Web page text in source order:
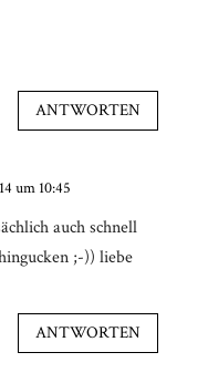
ANTWORTEN
um 10:45
auch schnell
;-)) liebe
ANTWORTEN